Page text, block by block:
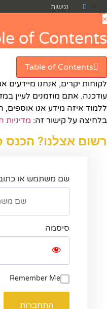
נגישות
×
of Contents
Table of Contents
לקוחות יקרים, אנחנו מיידעים
עודכנה. אתם מוזמנים לעיין
ללמוד איזה מידע אנו אוספים,
בלחיצה על קישור זה: מדיניות
רשום אצלנו?
שם משתמש או
סיסמה
Remember Me
התחברות